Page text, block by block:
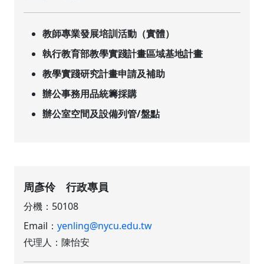
教師專業發展培訓活動（實體）
執行教育部教學實踐計畫區域基地計畫
教學實踐研究計畫申請及補助
辦公事務用品統籌採購
辦公室空間及設備列管/盤點
周彥伶 行政專員
分機：50108
Email：yenling@nycu.edu.tw
代理人：陳怡安